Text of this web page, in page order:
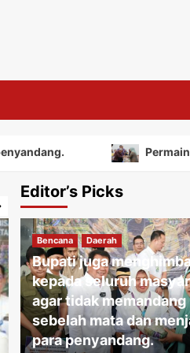
Permainan
Editor’s Picks
Bencana Daerah
Bupati juga
kepada seluruh
agar tidak memandang
sebelah mata dan
para penyandang.